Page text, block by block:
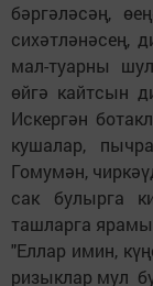
бәргәләсәң,
сихәтләнәсең,
мал-туарны
өйгә кайтсын
Искергән
кушалар,
Гомумән,
сак булырга
ташларга
"Еллар имин,
ризыклар мул